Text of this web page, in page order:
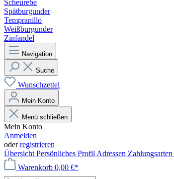
Scheurebe
Spätburgunder
Tempranillo
Weißburgunder
Zinfandel
Navigation
Suche
Wunschzettel
Mein Konto
Menü schließen
Mein Konto
Anmelden
oderregistrieren
Übersicht Persönliches Profil Adressen Zahlungsarten
Warenkorb 0,00 €*